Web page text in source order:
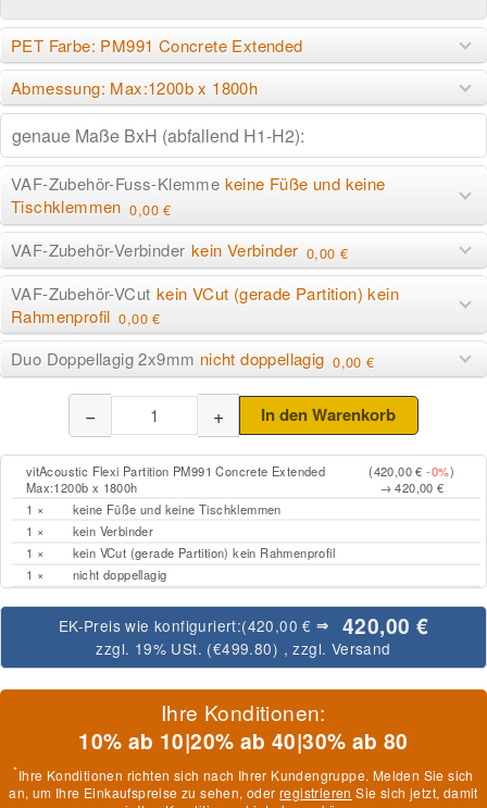
PET Farbe: PM991 Concrete Extended
Abmessung: Max:1200b x 1800h
VAF-Zubehör-Fuss-Klemme keine Füße und keine
Tischklemmen 0,00 €
VAF-Zubehör-Verbinder kein Verbinder 0,00 €
VAF-Zubehör-VCut kein VCut (gerade Partition) kein
Rahmenprofil 0,00 €
Duo Doppellagig 2x9mm nicht doppellagig 0,00 €
vitAcoustic Flexi Partition PM991 Concrete Extended
Max:1200b x 1800h
(420,00 € -0%)
→ 420,00 €
1 ×
keine Füße und keine Tischklemmen
1 ×
kein Verbinder
1 ×
kein VCut (gerade Partition) kein Rahmenprofil
1 ×
nicht doppellagig
EK-Preis wie konfiguriert:(420,00 € ⇒ 420,00 €
zzgl. 19% USt. (€499.80) , zzgl. Versand
− + In den Warenkorb
Ihre Konditionen:
10% ab 10|20% ab 40|30% ab 80
*Ihre Konditionen richten sich nach Ihrer Kundengruppe. Melden Sie sich
an, um Ihre Einkaufspreise zu sehen, oderregistrieren Sie sich jetzt, damit